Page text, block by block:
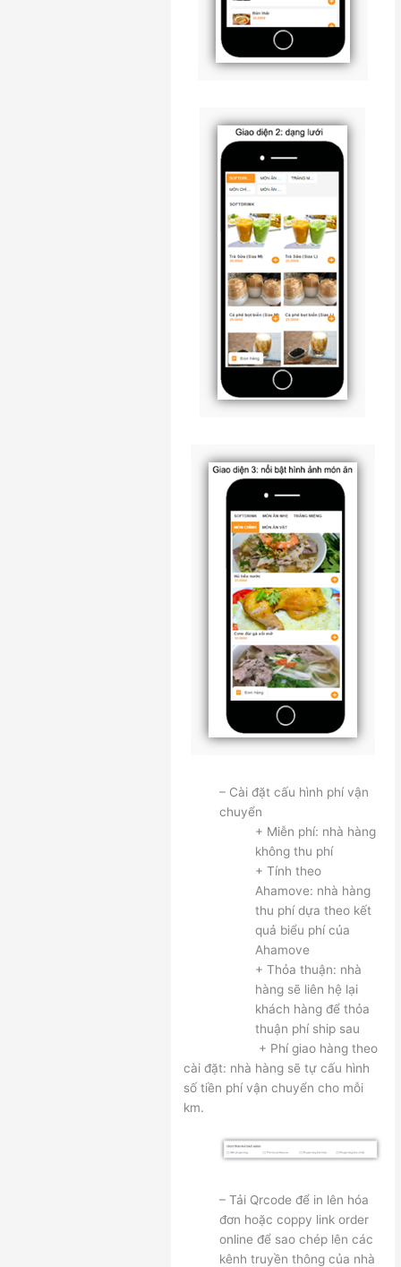
– Cài đặt cấu hình phí vận
chuyển
+ Miễn phí: nhà hàng
không thu phí
+ Tính theo
Ahamove: nhà hàng
thu phí dựa theo kết
quả biểu phí của
Ahamove
+ Thỏa thuận: nhà
hàng sẽ liên hệ lại
khách hàng để thỏa
thuận phí ship sau
+ Phí giao hàng theo
cài đặt: nhà hàng sẽ tự cấu hình
số tiền phí vận chuyển cho mỗi
km.
– Tải Qrcode để in lên hóa
đơn hoặc coppy link order
online để sao chép lên các
kênh truyền thông của nhà